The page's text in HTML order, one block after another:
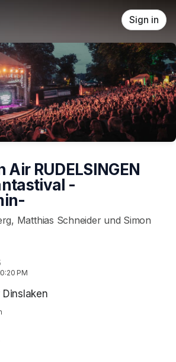
Sign in
Air RUDELSINGEN
-
Matthias Schneider und Simon
PM